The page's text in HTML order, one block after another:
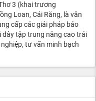
3 (khai trương
Loan, Cái Răng, là văn
cấp các giải pháp bảo
đây tập trung nâng cao trải
tư vấn minh bạch